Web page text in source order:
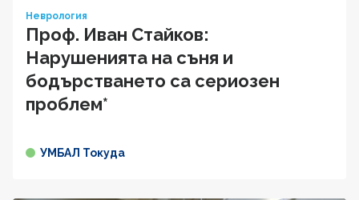
Неврология
Проф. Иван Стайков:
Нарушенията на съня и
бодърстването са сериозен
проблем*
УМБАЛ Токуда